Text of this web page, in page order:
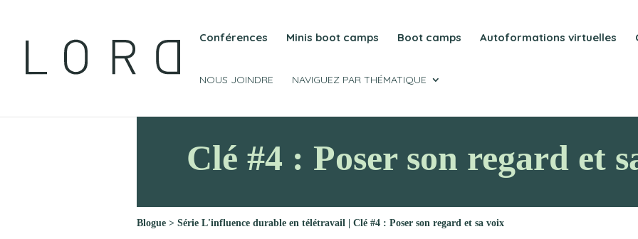
Conférences Minis boot camps Boot camps Autoformations virtuelles
NOUS JOINDRE NAVIGUEZ PAR THÉMATIQUE
Clé #4 : Poser son regard et
Blogue > Série L'influence durable en télétravail | Clé #4 : Poser son regard et sa voix